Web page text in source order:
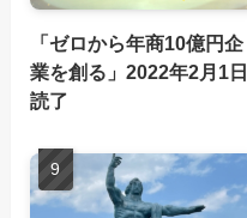
「ゼロから年商10億円企
業を創る」2022年2月1日
読了